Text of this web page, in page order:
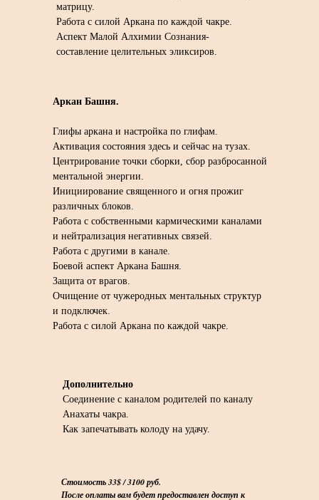
матрицу.
Работа с силой Аркана по каждой чакре.
Аспект Малой Алхимии Сознания-
составление целительных эликсиров.
Стоимость 33$ / 3100 руб.
После оплаты вам будет предоставлен доступ к
Аркан Башня.
Глифы аркана и настройка по глифам.
Активация состояния здесь и сейчас на тузах.
Центрирование точки сборки, сбор разбросанной
ментальной энергии.
Инициирование священного и огня прожиг
различных блоков.
Работа с собственными кармическими каналами
и нейтрализация негативных связей.
Работа с другими в канале.
Боевой аспект Аркана Башня.
Защита от врагов.
Очищение от чужеродных ментальных структур
и подключек.
Работа с силой Аркана по каждой чакре.
Дополнительно
Соединение с каналом родителей по каналу
Анахаты чакра.
Как запечатывать колоду на удачу.